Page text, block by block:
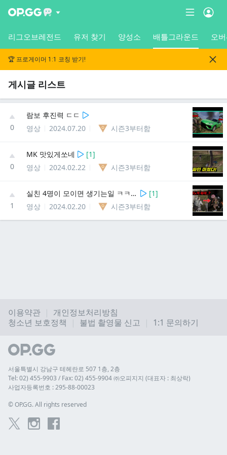
리그오브레전드 유저 찾기 양성소 배틀그라운드 오
🏆 프로게이머 1:1 코칭 받기!
게시글 리스트
0
람보 후진력 ㄷㄷ
영상
2024.07.20 시즌3부터함
0
MK 맛있게쏘네 [1]
영상
2024.02.22 시즌3부터함
1
실친 4명이 모이면 생기는일 ㅋㅋㅋㅋㅋ [1]
영상
2024.02.20 시즌3부터함
이용약관
개인정보처리방침
청소년 보호정책
불법 촬영물 신고 1:1 문의하기
서울특별시 강남구 테헤란로 507 1층, 2층
Tel: 02) 455-9903 / Fax: 02) 455-9904 ㈜오피지지 (대표자 : 최상락)
사업자등록번호 : 295-88-00023
© OP.GG. All rights reserved